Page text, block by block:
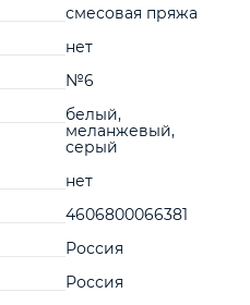
смесовая пряжа
нет
№6
белый,
меланжевый,
серый
нет
4606800066381
Россия
Россия